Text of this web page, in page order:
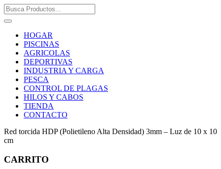
HOGAR
PISCINAS
AGRICOLAS
DEPORTIVAS
INDUSTRIA Y CARGA
PESCA
CONTROL DE PLAGAS
HILOS Y CABOS
TIENDA
CONTACTO
Red torcida HDP (Polietileno Alta Densidad) 3mm – Luz de 10 x 10
cm
CARRITO